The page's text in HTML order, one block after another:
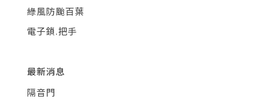
綠風防颱百葉
電子鎖.把手
最新消息
隔音門